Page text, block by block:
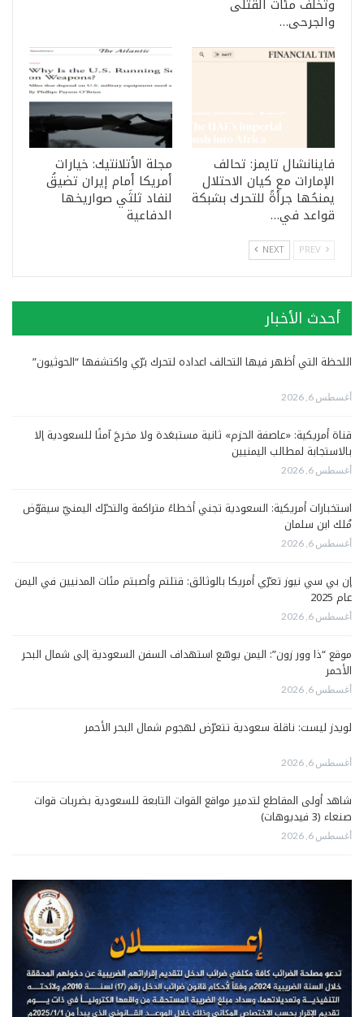
وتخلّف مئات القتلى
والجرحى…
فاينانشال تايمز: تحالف
الإمارات مع كيان الاحتلال
يمنحُها جرأةً للتحرك بشبكة
قواعد في…
مجلة الأتلانتيك: خيارات
أمريكا أمام إيران تضيقُ
لنفاد ثلثَي صواريخها
الدفاعية
NEXT
أحدث الأخبار
اللحظة التي أظهر فيها التحالف اعداده لتحرك برّي واكتشفها “الحوثيون”
أغسطس 6, 2026
قناة أمريكية: «عاصفة الحزم» ثانية مستبعَدة ولا مخرجَ آمنًا للسعودية إلا
بالاستجابة لمطالب اليمنيين
أغسطس 6, 2026
استخبارات أمريكية: السعودية تجني أخطاءً متراكمة والتحرّك اليمنيّ سيقوّض
مُلك ابن سلمان
أغسطس 6, 2026
إن بي سي نيوز تعرّي أمريكا بالوثائق: قتلتم وأصبتم مئات المدنيين في اليمن
عام 2025
أغسطس 6, 2026
موقع “ذا وور زون”: اليمن يوسّع استهداف السفن السعودية إلى شمال البحر
الأحمر
أغسطس 6, 2026
لويدز ليست: ناقلة سعودية تتعرّض لهجوم شمال البحر الأحمر
أغسطس 6, 2026
شاهد أولى المقاطع لتدمير مواقع القوات التابعة للسعودية بضربات قوات
صنعاء (3 فيديوهات)
أغسطس 6, 2026